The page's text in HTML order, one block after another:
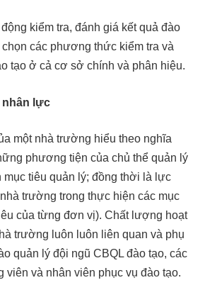
kiểm tra, đánh giá kết quả đào
các phương thức kiểm tra và
tạo ở cả cơ sở chính và phân hiệu.
nhân lực
một nhà trường hiểu theo nghĩa
phương tiện của chủ thể quản lý
mục tiêu quản lý; đồng thời là lực
trường trong thực hiện các mục
của từng đơn vị). Chất lượng hoạt
trường luôn luôn liên quan và phụ
quản lý đội ngũ CBQL đào tạo, các
viên và nhân viên phục vụ đào tạo.